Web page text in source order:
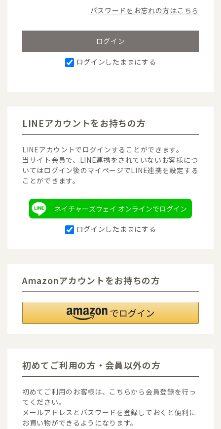
ログインしたままにする
パスワードをお忘れの方はこちら
LINEアカウントをお持ちの方
LINEアカウントでログインすることができます。
当サイト会員で、LINE連携をされていないお客様につ
いてはログイン後のマイページでLINE連携を設定する
ことができます。
ネイチャーズウェイ オンラインでログイン
ログインしたままにする
Amazonアカウントをお持ちの方
初めてご利用の方・会員以外の方
初めてご利用のお客様は、こちらから会員登録を行っ
てください。
メールアドレスとパスワードを登録しておくと便利に
お買い物ができるようになります。